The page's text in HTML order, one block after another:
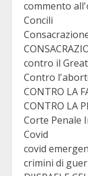
commento
Concili
contro il
Contro
CONTRO LA
CONTRO LA
Corte Penale
Covid
covid
crimini di